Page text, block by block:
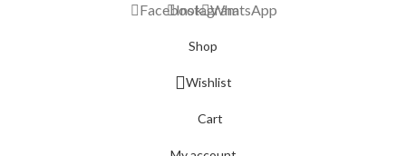
FacebookInstagramWhatsApp
Shop
Wishlist
Cart